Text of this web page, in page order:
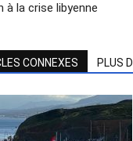
à la crise libyenne
CONNEXES PLUS